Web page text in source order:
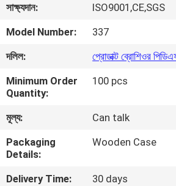
আমাদের
সম্বন্ধে
কারখানা
পরিদর্শন
গুণমান
নিয়ন্ত্রণ
সাক্ষ্যদান:
ISO9001,CE,SGS
Model Number:
337
দলিল:
প্রোডাক্ট ব্রোশিওর
Minimum Order
Quantity:
100 pcs
মূল্য:
Can talk
Packaging
Details:
Wooden Case
Delivery Time:
30 days